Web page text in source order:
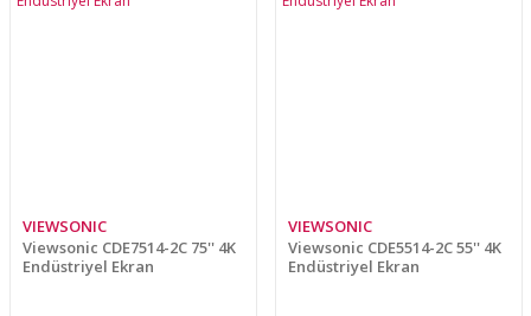
VIEWSONIC
Viewsonic CDE7514-2C 75'' 4K
Endüstriyel Ekran
VIEWSONIC
Viewsonic CDE5514-2C 55'' 4K
Endüstriyel Ekran